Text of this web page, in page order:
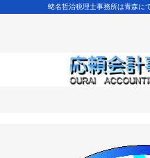
蛯名哲治税理士事務所は青森に